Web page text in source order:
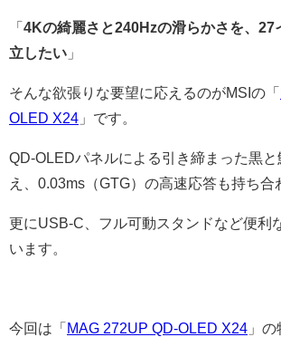
「 4Kの綺麗さと240Hzの滑らかさを、27
立したい 」
そんな欲張りな要望に応えるのがMSIの「
OLED X24 」です。
QD-OLEDパネルによる引き締まった黒
え、0.03ms（GTG）の高速応答も持ち合
更にUSB-C、フル可動スタンドなど便利
います。
今回は「 MAG 272UP QD-OLED X24 」